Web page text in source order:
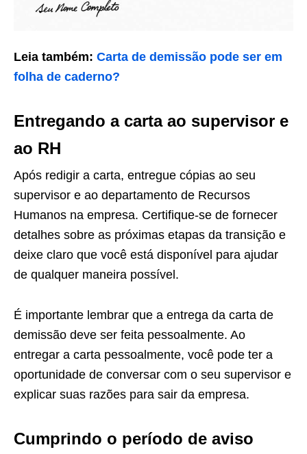
Leia também: Carta de demissão pode ser em
folha de caderno?
Entregando a carta ao supervisor e
ao RH
Após redigir a carta, entregue cópias ao seu
supervisor e ao departamento de Recursos
Humanos na empresa. Certifique-se de fornecer
detalhes sobre as próximas etapas da transição e
deixe claro que você está disponível para ajudar
de qualquer maneira possível.
É importante lembrar que a entrega da carta de
demissão deve ser feita pessoalmente. Ao
entregar a carta pessoalmente, você pode ter a
oportunidade de conversar com o seu supervisor e
explicar suas razões para sair da empresa.
Cumprindo o período de aviso